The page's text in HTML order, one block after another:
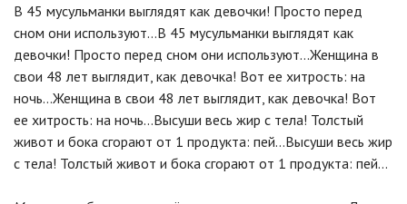
В 45 мусульманки выглядят как девочки! Просто перед
сном они используют…В 45 мусульманки выглядят как
девочки! Просто перед сном они используют…Женщина в
свои 48 лет выглядит, как девочка! Вот ее хитрость: на
ночь…Женщина в свои 48 лет выглядит, как девочка! Вот
ее хитрость: на ночь…Высуши весь жир с тела! Толстый
живот и бока сгорают от 1 продукта: пей…Высуши весь жир
с тела! Толстый живот и бока сгорают от 1 продукта: пей…